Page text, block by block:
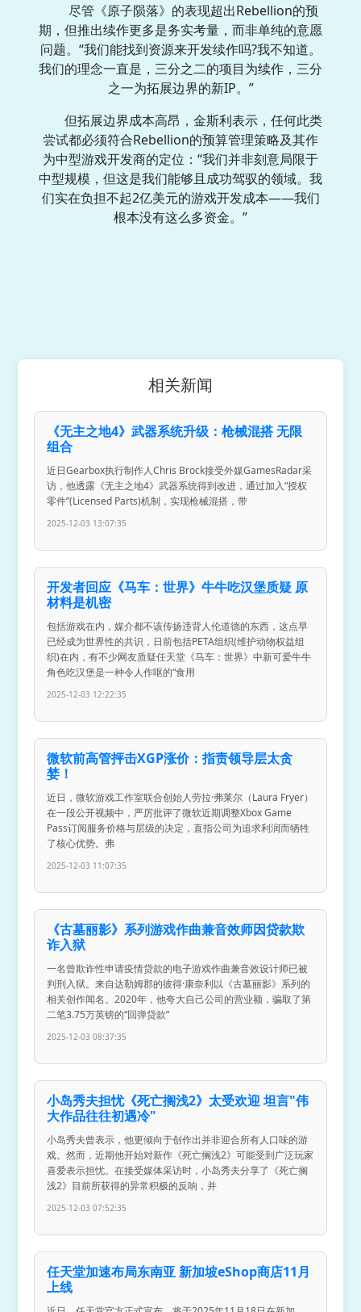
尽管《原子陨落》的表现超出Rebellion的预
期，但推出续作更多是务实考量，而非单纯的意愿
问题。“我们能找到资源来开发续作吗?我不知道。
我们的理念一直是，三分之二的项目为续作，三分
之一为拓展边界的新IP。”
但拓展边界成本高昂，金斯利表示，任何此类
尝试都必须符合Rebellion的预算管理策略及其作
为中型游戏开发商的定位：“我们并非刻意局限于
中型规模，但这是我们能够且成功驾驭的领域。我
们实在负担不起2亿美元的游戏开发成本——我们
根本没有这么多资金。”
相关新闻
《无主之地4》武器系统升级：枪械混搭 无限
组合
近日Gearbox执行制作人Chris Brock接受外媒GamesRadar采
访，他透露《无主之地4》武器系统得到改进，通过加入“授权
零件”(Licensed Parts)机制，实现枪械混搭，带
2025-12-03 13:07:35
开发者回应《马车：世界》牛牛吃汉堡质疑 原
材料是机密
包括游戏在内，媒介都不该传扬违背人伦道德的东西，这点早
已经成为世界性的共识，日前包括PETA组织(维护动物权益组
织)在内，有不少网友质疑任天堂《马车：世界》中新可爱牛牛
角色吃汉堡是一种令人作呕的“食用
2025-12-03 12:22:35
微软前高管抨击XGP涨价：指责领导层太贪
婪！
近日，微软游戏工作室联合创始人劳拉·弗莱尔（Laura Fryer）
在一段公开视频中，严厉批评了微软近期调整Xbox Game
Pass订阅服务价格与层级的决定，直指公司为追求利润而牺牲
了核心优势。弗
2025-12-03 11:07:35
《古墓丽影》系列游戏作曲兼音效师因贷款欺
诈入狱
一名曾欺诈性申请疫情贷款的电子游戏作曲兼音效设计师已被
判刑入狱。来自达勒姆郡的彼得·康奈利以《古墓丽影》系列的
相关创作闻名。2020年，他夸大自己公司的营业额，骗取了第
二笔3.75万英镑的“回弹贷款”
2025-12-03 08:37:35
小岛秀夫担忧《死亡搁浅2》太受欢迎 坦言"伟
大作品往往初遇冷"
小岛秀夫曾表示，他更倾向于创作出并非迎合所有人口味的游
戏。然而，近期他开始对新作《死亡搁浅2》可能受到广泛玩家
喜爱表示担忧。在接受媒体采访时，小岛秀夫分享了《死亡搁
浅2》目前所获得的异常积极的反响，并
2025-12-03 07:52:35
任天堂加速布局东南亚 新加坡eShop商店11月
上线